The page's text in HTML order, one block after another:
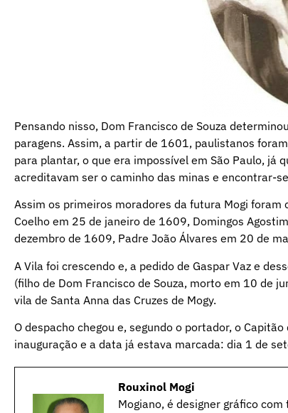
Pensando nisso, Dom Francisco de Souza
paragens. Assim, a partir de 1601, paulistanos
para plantar, o que era impossível em São Paulo, já
acreditavam ser o caminho das minas e encontrar-
Assim os primeiros moradores da futura Mogi
Coelho em 25 de janeiro de 1609, Domingos
dezembro de 1609, Padre João Álvares em 20 de
A Vila foi crescendo e, a pedido de Gaspar Vaz e
(filho de Dom Francisco de Souza, morto em 10 de
vila de Santa Anna das Cruzes de Mogy.
O despacho chegou e, segundo o portador, o
inauguração e a data já estava marcada: dia 1 de
Rouxinol Mogi
Mogiano, é designer gráfico